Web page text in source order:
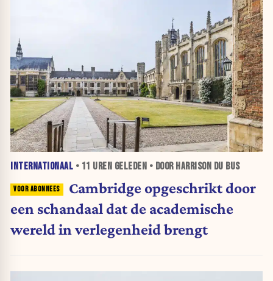
INTERNATIONAAL • 11 UREN GELEDEN • DOOR HARRISON DU BUS
Cambridge opgeschrikt door
een schandaal dat de academische
wereld in verlegenheid brengt